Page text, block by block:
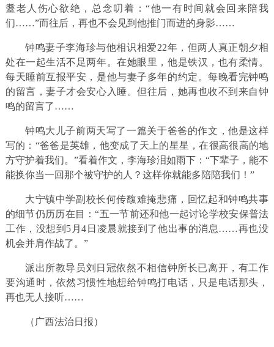
耋老人伤心欲绝，总念叨着：“他一有时间就会回来陪我
们……”而往后，再也不会见到他推门而进的身影……
钟鸣妻子李海珍与他相识相爱22年，但两人真正朝夕相
处在一起生活不足两年。在她眼里，他是铁汉，也有柔情。
每天睡前互报平安，是他与妻子多年的约定。每晚看完钟鸣
的留言，妻子才会安心入睡。但往后，她再也收不到来自钟
鸣的留言了……
钟鸣大儿子前两天写了一篇关于爸爸的作文，他是这样
写的：“爸爸是英雄，他变成了天上的星星，在很高很高的地
方守护着我们。”看着作文，李海珍泪如雨下：“下辈子，能不
能换你当一回那个被守护的人？这样你就能多陪陪我们！”
大宁镇中学副校长何传馥难掩悲痛，回忆起和钟鸣共事
的细节仍历历在目：“五一节前还和他一起讨论学校安保普法
工作，没想到5月4日凌晨就接到了他出事的消息……再也没
机会并肩作战了。”
派出所教导员刘日冠依然不相信钟所长已离开，有工作
要沟通时，依然习惯性地想给钟鸣打电话，只是电话那头，
再也无人接听……
（广西法治日报）